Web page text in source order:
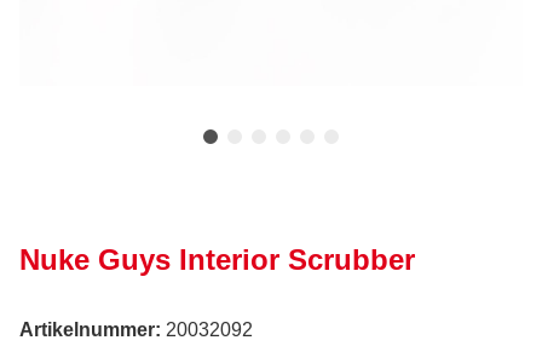
Nuke Guys Interior Scrubber
Artikelnummer: 20032092